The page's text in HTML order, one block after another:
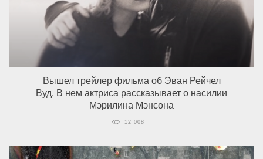
Вышел трейлер фильма об Эван Рейчел
Вуд. В нем актриса рассказывает о насилии
Мэрилина Мэнсона
12 008